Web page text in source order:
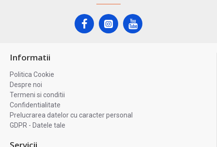
Informatii
Politica Cookie
Despre noi
Termeni si conditii
Confidentialitate
Prelucrarea datelor cu caracter personal
GDPR - Datele tale